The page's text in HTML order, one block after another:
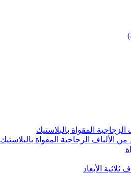
الزجاجية المقواة بالبلاستيك
من الألياف الزجاجية المقواة بالبلاستيك
ثلاثية الأبعاد